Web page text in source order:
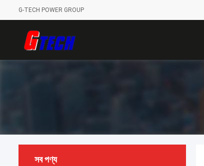
G-TECH POWER GROUP
সব পণ্য